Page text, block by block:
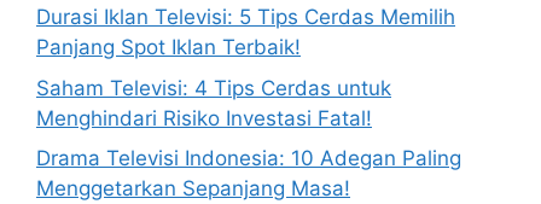
Durasi Iklan Televisi: 5 Tips Cerdas Memilih
Panjang Spot Iklan Terbaik!
Saham Televisi: 4 Tips Cerdas untuk
Menghindari Risiko Investasi Fatal!
Drama Televisi Indonesia: 10 Adegan Paling
Menggetarkan Sepanjang Masa!